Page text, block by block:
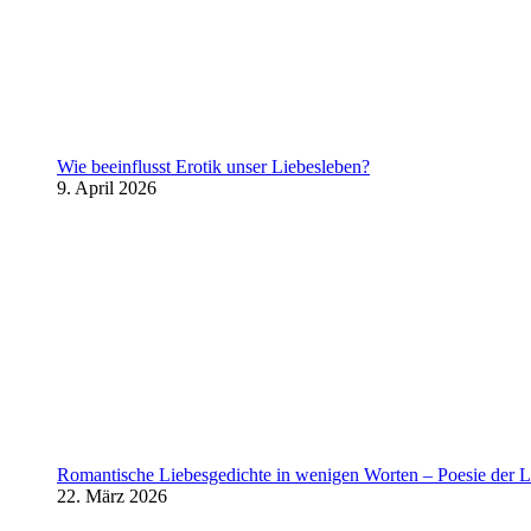
Wie beeinflusst Erotik unser Liebesleben?
9. April 2026
Romantische Liebesgedichte in wenigen Worten – Poesie der
22. März 2026